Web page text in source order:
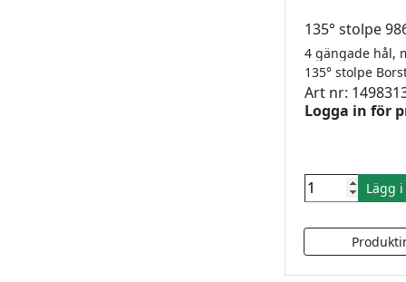
135° stolpe
135° stolpe
Art nr:
Logga in för
Lägg